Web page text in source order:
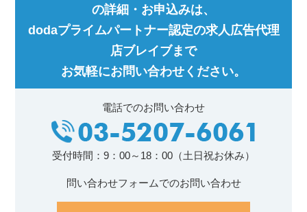
の詳細・お申込みは、
dodaプライムパートナー認定の求人広告代理
店ブレイブまで
お気軽にお問い合わせください。
電話でのお問い合わせ
受付時間：9：00～18：00（土日祝お休み）
問い合わせフォームでのお問い合わせ